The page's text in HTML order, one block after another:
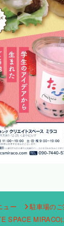
ュー 駐車場の
SPACE MIRACO